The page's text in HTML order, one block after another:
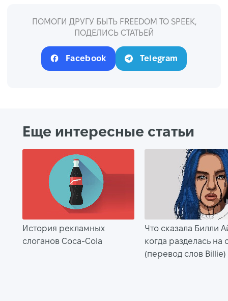
ПОМОГИ ДРУГУ БЫТЬ FREEDOM TO SPEEK,
ПОДЕЛИСЬ СТАТЬЕЙ
Facebook Telegram
Еще интересные статьи
История рекламных
слоганов Coca-Cola
Что сказала Билли
когда разделась на
(перевод слов Billie)